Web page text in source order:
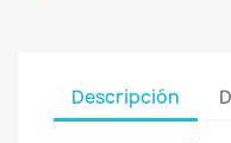
Descripción